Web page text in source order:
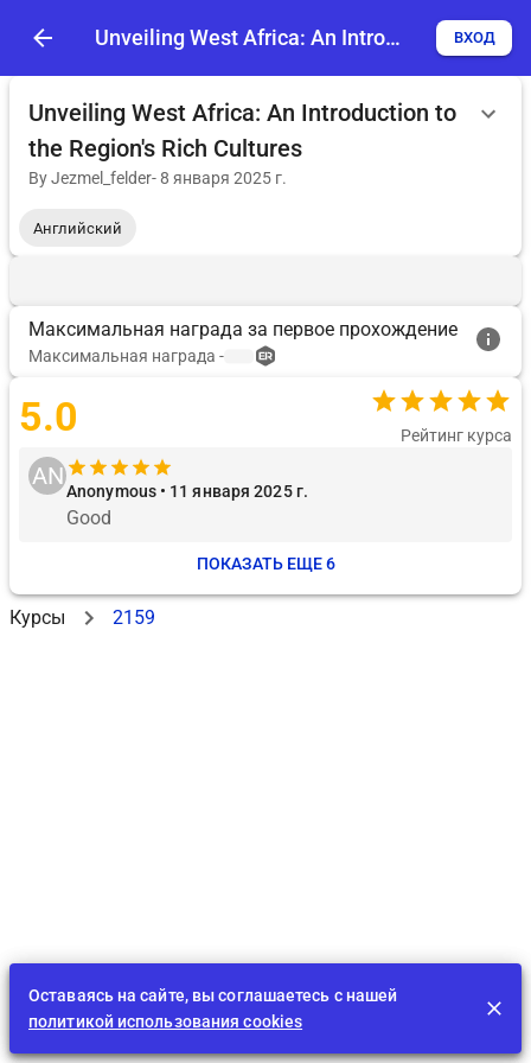
Unveiling West Africa: An Introduction to the Region's Rich Cultures ВХОД
Unveiling West Africa: An Introduction to
the Region's Rich Cultures
ByJezmel_felder-8 января 2025 г.
Английский
Максимальная награда за первое прохождение
Максимальная награда -
5.0 Рейтинг курса
AN
Anonymous • 11 января 2025 г.
Good
ПОКАЗАТЬ ЕЩЕ 6
Курсы 2159
Оставаясь на сайте, вы соглашаетесь с нашей
политикой использования cookies